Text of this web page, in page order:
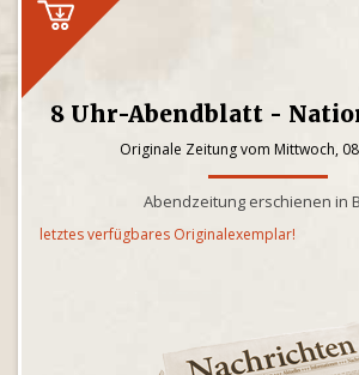
8 Uhr-Abendblatt -
Originale Zeitung vom Mittwoch,
Abendzeitung erschienen in
letztes verfügbares Originalexemplar!